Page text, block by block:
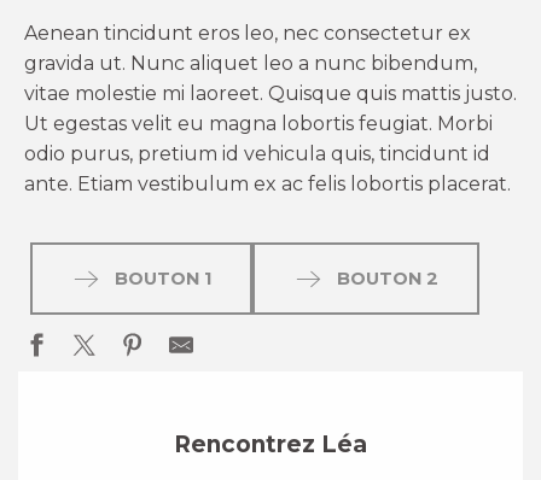
Aenean tincidunt eros leo, nec consectetur ex
gravida ut. Nunc aliquet leo a nunc bibendum,
vitae molestie mi laoreet. Quisque quis mattis justo.
Ut egestas velit eu magna lobortis feugiat. Morbi
odio purus, pretium id vehicula quis, tincidunt id
ante. Etiam vestibulum ex ac felis lobortis placerat.
BOUTON 1 BOUTON 2
Rencontrez Léa